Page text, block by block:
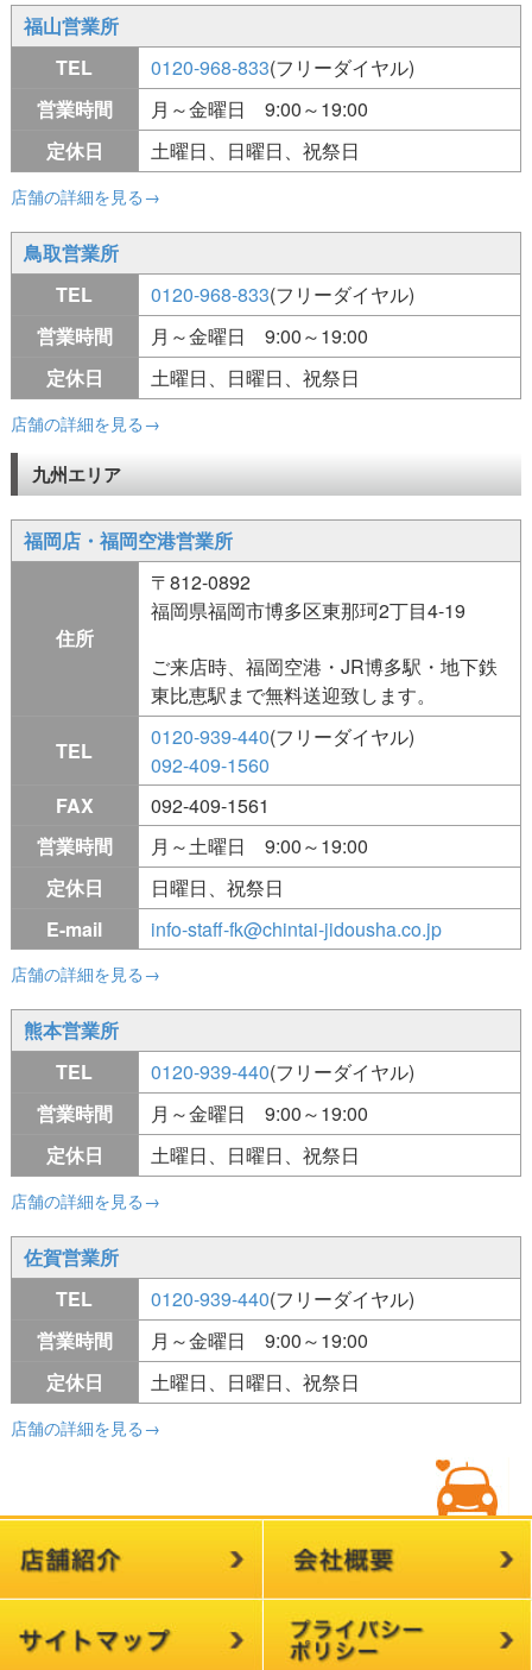
福山営業所
TEL
0120-968-833(フリーダイヤル)
営業時間
月～金曜日 9:00～19:00
定休日
土曜日、日曜日、祝祭日
店舗の詳細を見る→
鳥取営業所
TEL
0120-968-833(フリーダイヤル)
営業時間
月～金曜日 9:00～19:00
定休日
土曜日、日曜日、祝祭日
店舗の詳細を見る→
九州エリア
福岡店・福岡空港営業所
住所
〒812-0892
福岡県福岡市博多区東那珂2丁目4-19
ご来店時、福岡空港・JR博多駅・地下鉄
東比恵駅まで無料送迎致します。
TEL
0120-939-440(フリーダイヤル)
092-409-1560
FAX
092-409-1561
営業時間
月～土曜日 9:00～19:00
定休日
日曜日、祝祭日
E-mail
info-staff-fk@chintai-jidousha.co.jp
店舗の詳細を見る→
熊本営業所
TEL
0120-939-440(フリーダイヤル)
営業時間
月～金曜日 9:00～19:00
定休日
土曜日、日曜日、祝祭日
店舗の詳細を見る→
佐賀営業所
TEL
0120-939-440(フリーダイヤル)
営業時間
月～金曜日 9:00～19:00
定休日
土曜日、日曜日、祝祭日
店舗の詳細を見る→